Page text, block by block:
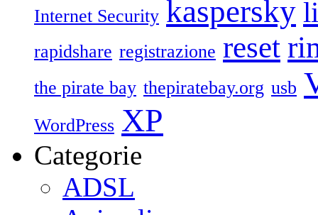
Internet Security kaspersky
rapidshare registrazione reset
the pirate bay thepiratebay.org usb
WordPress XP
Categorie
ADSL